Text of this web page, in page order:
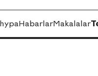
HabarlarMakalalar